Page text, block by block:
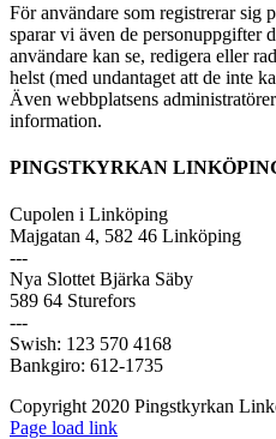
För användare som registrerar sig
sparar vi även de personuppgifter
användare kan se, redigera eller
helst (med undantaget att de inte
Även webbplatsens
information.
PINGSTKYRKAN
Cupolen i Linköping
Majgatan 4, 582 46 Linköping
---
Nya Slottet Bjärka Säby
589 64 Sturefors
---
Swish: 123 570 4168
Bankgiro: 612-1735
Copyright 2020 Pingstkyrkan
Page load link